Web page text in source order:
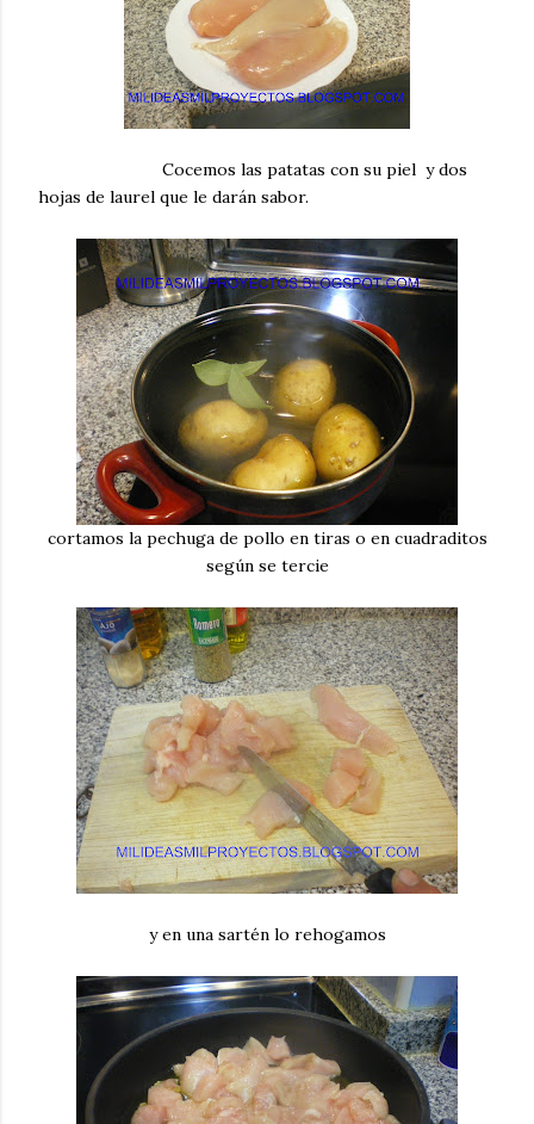
Cocemos las patatas con su piel y dos
hojas de laurel que le darán sabor.
cortamos la pechuga de pollo en tiras o en cuadraditos
según se tercie
y en una sartén lo rehogamos